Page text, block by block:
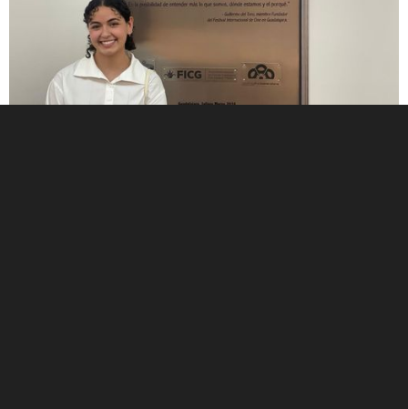
Guadalajara, Jalisco
© 2026 Fundación Jenkins.
Todos los derechos reservados.